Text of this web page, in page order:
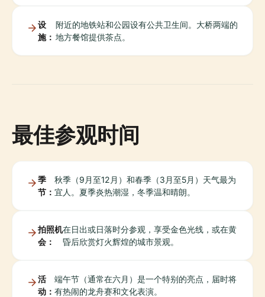
设
施：
附近的地铁站和公园设有公共卫生间。大桥两端的
地方餐馆提供茶点。
最佳参观时间
季
节：
秋季（9月至12月）和春季（3月至5月）天气最为
宜人。夏季炎热潮湿，冬季温和晴朗。
拍照机
会：
在日出或日落时分参观，享受金色光线，或在黄
昏后欣赏灯火辉煌的城市景观。
活
动：
端午节（通常在六月）是一个特别的亮点，届时将
有热闹的龙舟赛和文化表演。